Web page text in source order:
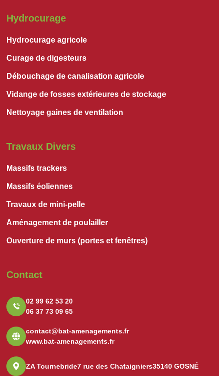
Hydrocurage
Hydrocurage agricole
Curage de digesteurs
Débouchage de canalisation agricole
Vidange de fosses extérieures de stockage
Nettoyage gaines de ventilation
Travaux Divers
Massifs trackers
Massifs éoliennes
Travaux de mini-pelle
Aménagement de poulailler
Ouverture de murs (portes et fenêtres)
Contact
02 99 62 53 20
06 37 73 09 65
contact@bat-amenagements.fr
www.bat-amenagements.fr
ZA Tournebride7 rue des Chataigniers35140 GOSNÉ